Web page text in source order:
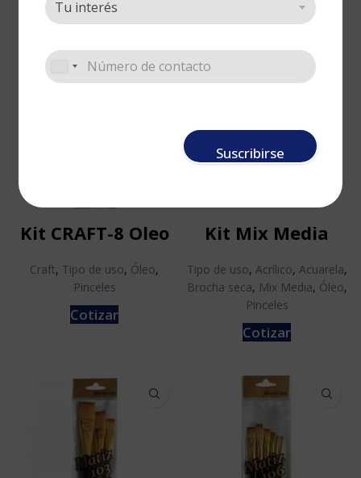
Suscribirse
Cotizar
Kit CRAFT-8 Oleo
Craft, Tipo de uso, Óleo,
Pinceles
Cotizar
Kit Mix Media
Tipo de uso, Acrílico, Acuarela,
Brocha seca, Mix Media, Óleo,
Pinceles
Cotizar